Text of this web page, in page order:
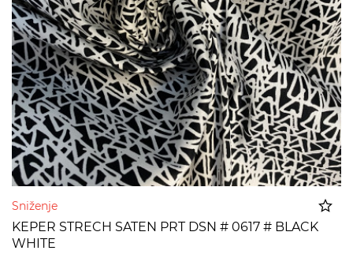
Sniženje
KEPER STRECH SATEN PRT DSN # 0617 # BLACK
WHITE